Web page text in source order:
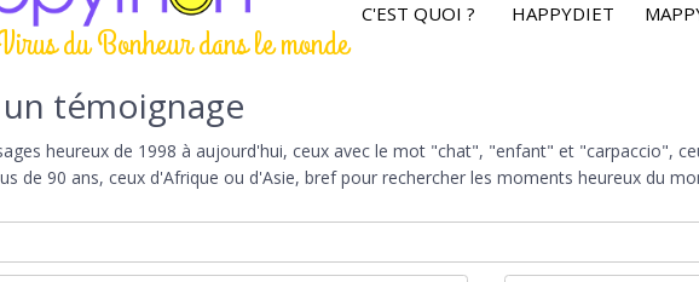
du Bonheur dans le monde
C'EST QUOI ? HAPPYDIET
témoignage
heureux de 1998 à aujourd'hui, ceux avec le mot "chat", "enfant" et "carpaccio",
de 90 ans, ceux d'Afrique ou d'Asie, bref pour rechercher les moments heureux du